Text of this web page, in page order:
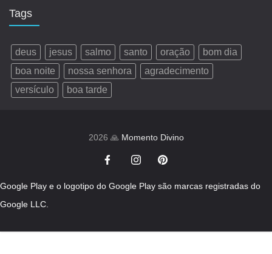
Tags
deus jesus salmo santo oração
bom dia
boa noite
nossa senhora
agradecimento
versículo
boa tarde
2026 🙏 Momento Divino
Google Play e o logotipo do Google Play são marcas registradas do
Google LLC.